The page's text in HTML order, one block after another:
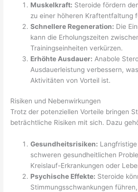
Muskelkraft: Steroide fördern
zu einer höheren Kraftentfaltung
Schnellere Regeneration: Die
kann die Erholungszeiten
Trainingseinheiten verkürzen.
Erhöhte Ausdauer: Anabole
Ausdauerleistung verbessern,
Aktivitäten von Vorteil ist.
Risiken und Nebenwirkungen
Trotz der potenziellen Vorteile bringen
beträchtliche Risiken mit sich. Dazu
Gesundheitsrisiken:
schweren gesundheitlichen
Kreislauf-Erkrankungen oder
Psychische Effekte: Steroide
Stimmungsschwankungen